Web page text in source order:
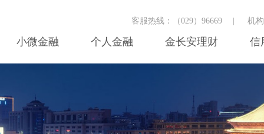
客服热线：（029）96669 | 机
小微金融 个人金融 金长安理财 信